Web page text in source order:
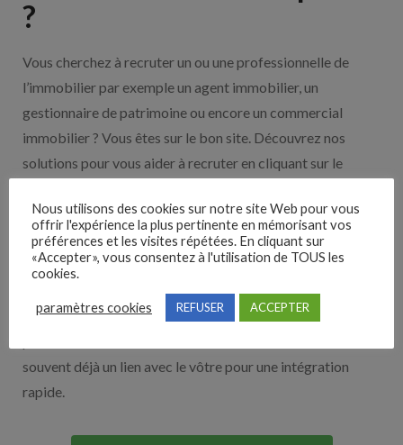
?
Vous cherchez à recruter un ou une professionnelle de
l’immobilier par exemple un agent immobilier, un
gestionnaire de patrimoine ou encore un commercial
immobilier ? Vous êtes sur le bon site. Découvrez nos
solutions pour vous aider à recruter en cliquant sur le
Nos solutions entreprises
Découvrez nos partenaires ! Moteurs de recherches,
multidiffuseurs, sites payant… nombreux sont nos
souvent déjà un lien avec le vôtre pour une intégration
rapide.
Nous utilisons des cookies sur notre site Web pour vous
offrir l'expérience la plus pertinente en mémorisant vos
préférences et les visites répétées. En cliquant sur
«Accepter», vous consentez à l'utilisation de TOUS les
cookies.
paramètres cookies REFUSER ACCEPTER